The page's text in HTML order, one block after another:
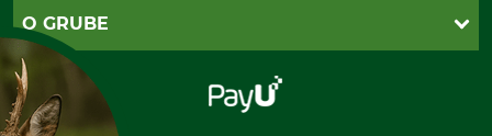
Regulamin sklepu
Klauzula RODO
Odstąpienie od zamówienia
PayU
Za pobraniem (z dopłatą)
Polecenie zapłaty SEPA
O GRUBE
Sklep stacjonarny
Kontakt
Grube w Europie